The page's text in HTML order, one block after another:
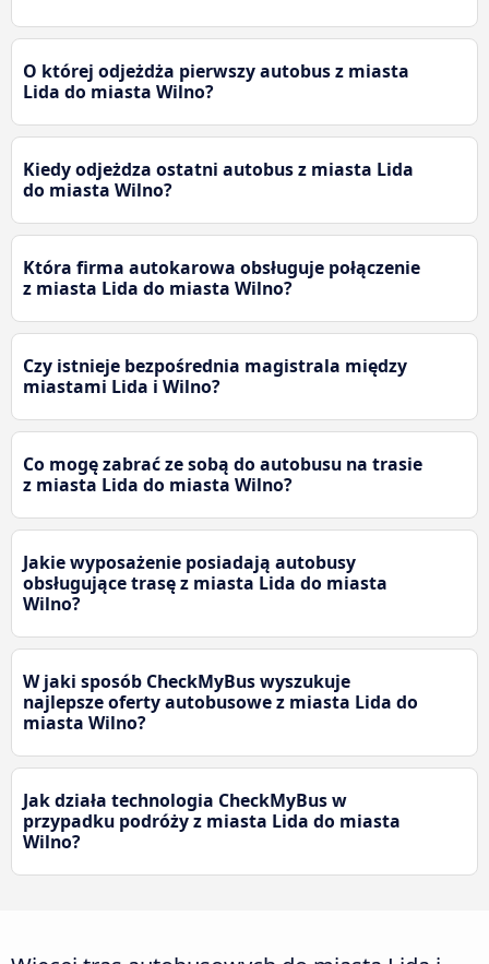
O której odjeżdża pierwszy autobus z miasta
Lida do miasta Wilno?
Kiedy odjeżdza ostatni autobus z miasta Lida
do miasta Wilno?
Która firma autokarowa obsługuje połączenie
z miasta Lida do miasta Wilno?
Czy istnieje bezpośrednia magistrala między
miastami Lida i Wilno?
Co mogę zabrać ze sobą do autobusu na trasie
z miasta Lida do miasta Wilno?
Jakie wyposażenie posiadają autobusy
obsługujące trasę z miasta Lida do miasta
Wilno?
W jaki sposób CheckMyBus wyszukuje
najlepsze oferty autobusowe z miasta Lida do
miasta Wilno?
Jak działa technologia CheckMyBus w
przypadku podróży z miasta Lida do miasta
Wilno?